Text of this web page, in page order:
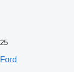
25
Ford